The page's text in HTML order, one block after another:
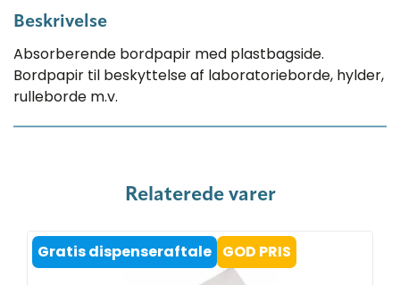
Beskrivelse
Absorberende bordpapir med plastbagside.
Bordpapir til beskyttelse af laboratorieborde, hylder,
rulleborde m.v.
Relaterede varer
Gratis dispenseraftale GOD PRIS